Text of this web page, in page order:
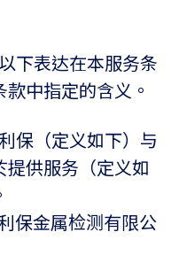
下表达在本服务条
中指定的含义。
（定义如下）与
提供服务（定义如
金属检测有限公